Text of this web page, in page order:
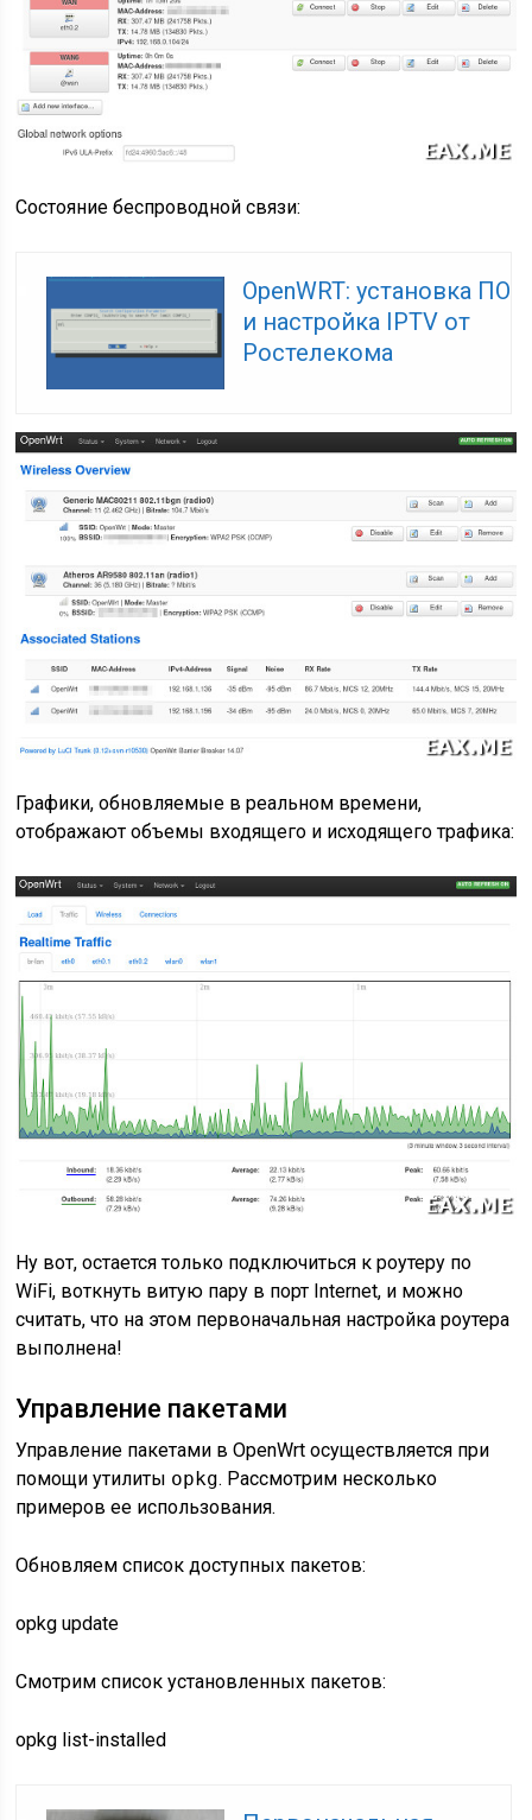
Состояние беспроводной связи:
OpenWRT: установка ПО
и настройка IPTV от
Ростелекома
Графики, обновляемые в реальном времени,
отображают объемы входящего и исходящего трафика:
Ну вот, остается только подключиться к роутеру по
WiFi, воткнуть витую пару в порт Internet, и можно
считать, что на этом первоначальная настройка роутера
выполнена!
Управление пакетами
Управление пакетами в OpenWrt осуществляется при
помощи утилиты opkg. Рассмотрим несколько
примеров ее использования.
Обновляем список доступных пакетов:
opkg update
Смотрим список установленных пакетов:
opkg list-installed